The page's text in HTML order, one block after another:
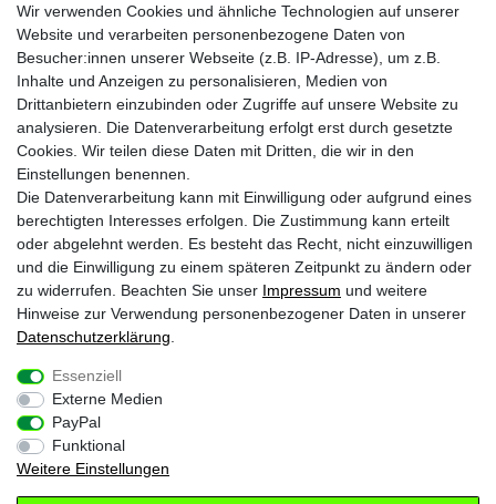
Zahlungs- und Versandinfos
Retourenabwicklung
Batteriehinweise
Frequently Asked Questions
Laden in Essen
Über uns
BLEIB VERBUNDEN
Krazy8 @ Facebook
Krazy8 @ Instagram
Nur an Werktagen von Montags bis Freitags. Bei Zahlung per Vorkasse ab
Zahlungseingang
Gilt für Lieferungen nach Deutschland (Lieferzeit bei Vorkasse 3-4 Werktage ab
Zahlungsanweisung). Lieferzeiten für andere Länder und Informationen zur
Berechnung des Liefertermins sieheZahlungs- & Versandinfos
* inkl. gesetzl. MwSt. zzgl. Versandkosten
Wir verwenden Cookies und ähnliche Technologien auf unserer
Website und verarbeiten personenbezogene Daten von
Besucher:innen unserer Webseite (z.B. IP-Adresse), um z.B.
Inhalte und Anzeigen zu personalisieren, Medien von
Drittanbietern einzubinden oder Zugriffe auf unsere Website zu
analysieren. Die Datenverarbeitung erfolgt erst durch gesetzte
Cookies. Wir teilen diese Daten mit Dritten, die wir in den
Einstellungen benennen.
Die Datenverarbeitung kann mit Einwilligung oder aufgrund eines
berechtigten Interesses erfolgen. Die Zustimmung kann erteilt
oder abgelehnt werden. Es besteht das Recht, nicht einzuwilligen
und die Einwilligung zu einem späteren Zeitpunkt zu ändern oder
zu widerrufen. Beachten Sie unser Impressum und weitere
Hinweise zur Verwendung personenbezogener Daten in unserer
Daten­schutz­erklärung
Essenziell
Externe Medien
PayPal
Funktional
Weitere Einstellungen
Impressum